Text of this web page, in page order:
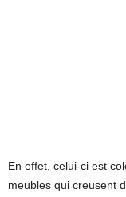
En effet, celui-ci est
meubles qui creusent